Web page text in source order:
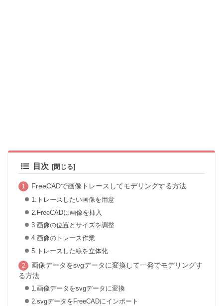
目次
FreeCADで画像トレースしてモデリングする方法
1.トレースしたい画像を用意
2.FreeCADに画像を挿入
3.画像の位置とサイズを調整
4.画像のトレース作業
5.トレースした線を立体化
画像データをsvgデータに変換して一発でモデリングす
る方法
1.画像データをsvgデータに変換
2.svgデータをFreeCADにインポート